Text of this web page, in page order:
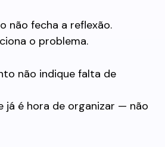
não fecha a reflexão.
o problema.
não indique falta de
já é hora de organizar — não